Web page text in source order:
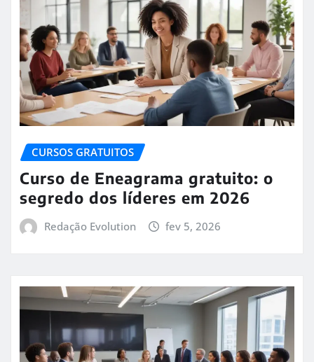
CURSOS GRATUITOS
Curso de Eneagrama gratuito: o
segredo dos líderes em 2026
Redação Evolution fev 5, 2026